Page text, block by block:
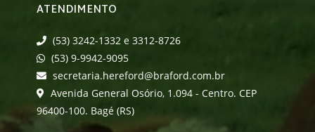
ATENDIMENTO
(53) 3242-1332 e 3312-8726
(53) 9-9942-9095
secretaria.hereford@braford.com.br
Avenida General Osório, 1.094 - Centro. CEP
96400-100. Bagé (RS)